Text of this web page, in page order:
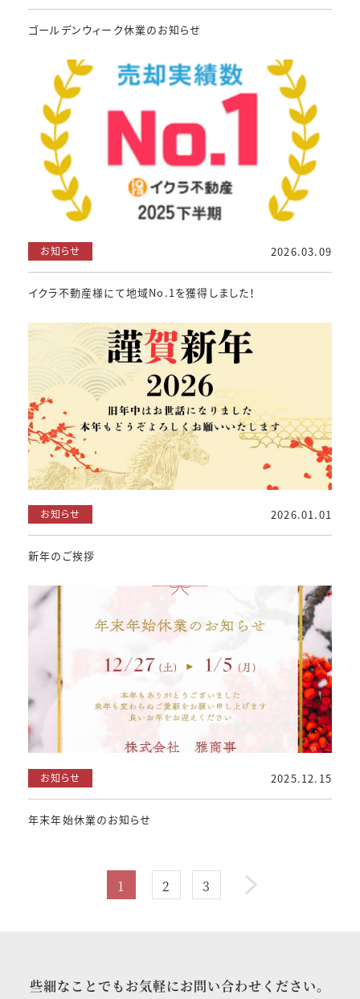
ゴールデンウィーク休業のお知らせ
お知らせ 2026.03.09
イクラ不動産様にて地域No.1を獲得しました！
お知らせ 2026.01.01
新年のご挨拶
お知らせ 2025.12.15
年末年始休業のお知らせ
1 2 3
些細なことでもお気軽にお問い合わせください。